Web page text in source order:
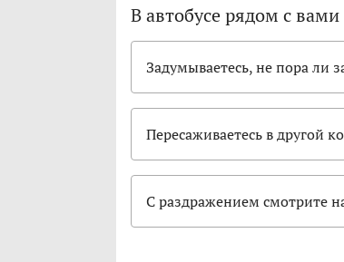
В автобусе рядом с
Задумываетесь, не пора ли
Пересаживаетесь в другой
С раздражением смотрите